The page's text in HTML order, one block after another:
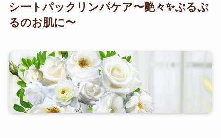
シートパックリンパケア〜艶々✨ぷるぷ
るのお肌に〜